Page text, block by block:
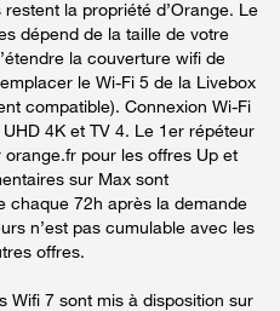
la propriété d’Orange. Le
dépend de la taille de votre
la couverture wifi de
le Wi-Fi 5 de la Livebox
compatible). Connexion Wi-Fi
4K et TV 4. Le 1er répéteur
pour les offres Up et
sur Max sont
chaque 72h après la demande
n’est pas cumulable avec les
offres.
Wifi 7 sont mis à disposition sur